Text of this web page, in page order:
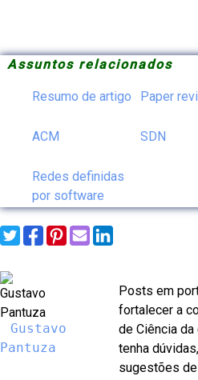
Assuntos relacionados
Resumo de artigo Paper
ACM SDN
Redes definidas
por software
Gustavo
Pantuza
Posts em
fortalecer a
de Ciência da
tenha
sugestões